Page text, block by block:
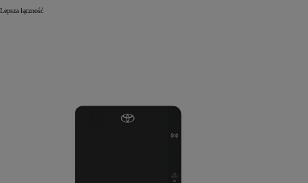
Lepsza łączność